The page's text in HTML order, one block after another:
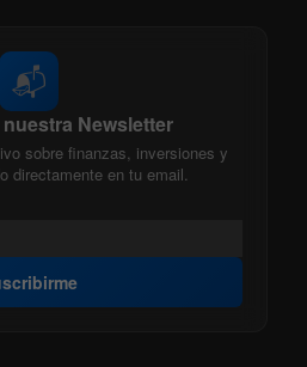
📬
Newsletter
sobre finanzas, inversiones y
directamente en tu email.